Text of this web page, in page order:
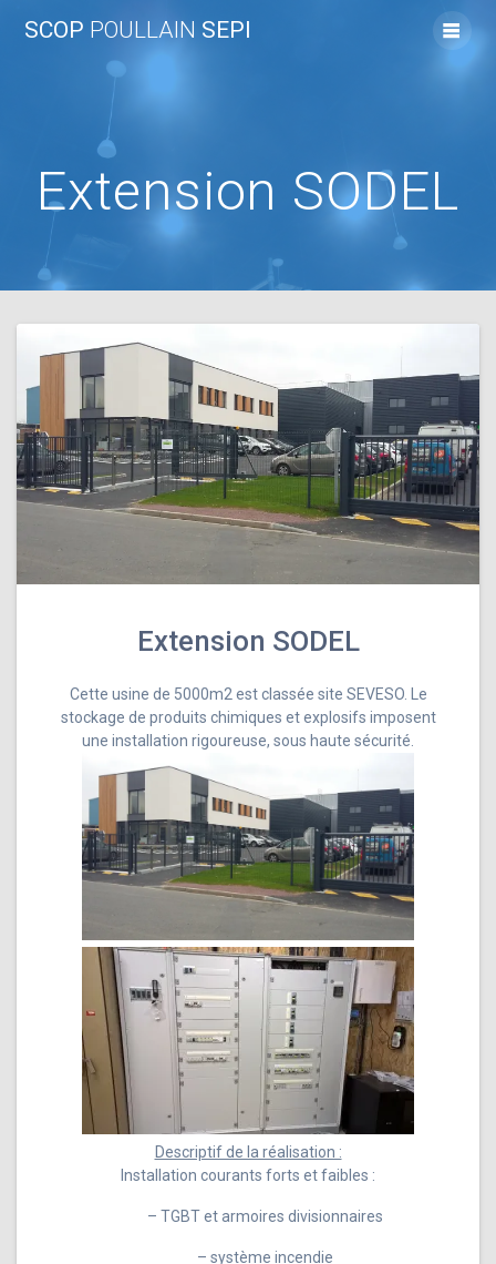
SCOP POULLAIN SEPI
Extension SODEL
Extension SODEL
Cette usine de 5000m2 est classée site SEVESO. Le
stockage de produits chimiques et explosifs imposent
une installation rigoureuse, sous haute sécurité.
Descriptif de la réalisation :
Installation courants forts et faibles :
– TGBT et armoires divisionnaires
– système incendie